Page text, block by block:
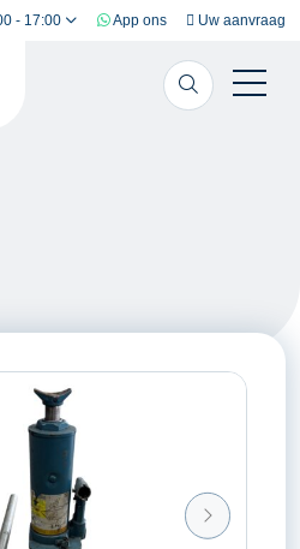
- 17:00 App ons Uw aanvraag